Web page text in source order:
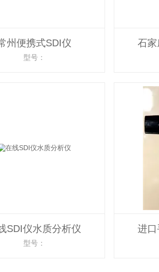
州便携式SDI仪
型号：
石家
SDI仪水质分析仪
型号：
进